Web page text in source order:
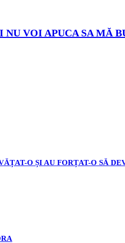
VOI APUCA SA MĂ
O ȘI AU FORȚAT-O SĂ